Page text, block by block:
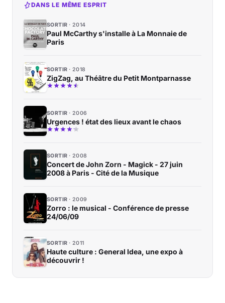
DANS LE MÊME ESPRIT
SORTIR 2014
Paul McCarthy s'installe à La Monnaie de
Paris
SORTIR 2018
ZigZag, au Théâtre du Petit Montparnasse
SORTIR 2006
Urgences ! état des lieux avant le chaos
SORTIR 2008
Concert de John Zorn - Magick - 27 juin
2008 à Paris - Cité de la Musique
SORTIR 2009
Zorro : le musical - Conférence de presse
24/06/09
SORTIR 2011
Haute culture : General Idea, une expo à
découvrir !